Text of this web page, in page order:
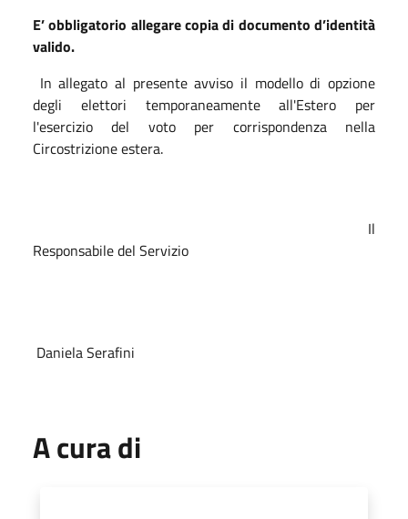
E’ obbligatorio allegare copia di documento d’identità
valido.
In allegato al presente avviso il modello di opzione
degli elettori temporaneamente all'Estero per
l'esercizio del voto per corrispondenza nella
Circostrizione estera.
Il
Responsabile del Servizio
Daniela Serafini
A cura di